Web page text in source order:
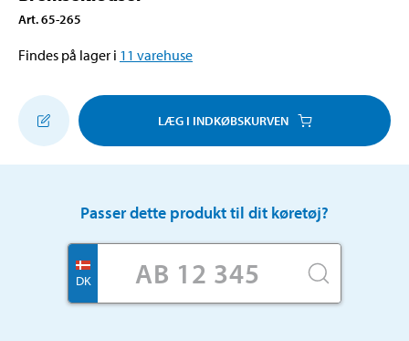
Art.65-265
Findes på lager i 11 varehuse
LÆG I INDKØBSKURVEN
Passer dette produkt til dit køretøj?
DK